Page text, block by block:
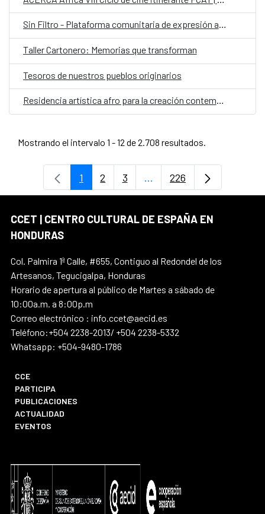
Sin Filtro - Plataforma comunitaria de expresión artística
Taller Cartonero: Memorias que transforman
Tesoros de nuestros pueblos originarios
Residencia artística afro para la creación contemporánea colaborativa con comunidades garífunas
Mostrando el intervalo 1 - 12 de 2.708 resultados.
Página
1 Página
2 Página
3 ...Páginas intermedias Use
Página
226
CCET | CENTRO CULTURAL DE ESPAÑA EN
HONDURAS
Col. Palmira 1ª Calle, #655, Contiguo al Redondel de los
Artesanos, Tegucigalpa, Honduras
Horario de apertura al público de Martes a sábado de
10:00a.m. a 8:00p.m
Correo electrónico : info.ccet@aecid.es
Teléfono:+504 2238-2013/ +504 2238-5332
Whatsapp: +504-9480-1786
CCE
PARTICIPA
PUBLICACIONES
ACTUALIDAD
EVENTOS